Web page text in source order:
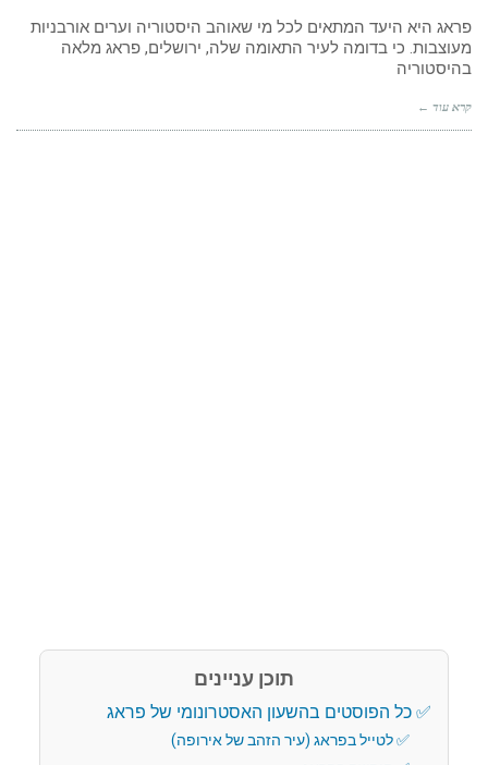
פראג היא היעד המתאים לכל מי שאוהב היסטוריה וערים אורבניות
מעוצבות. כי בדומה לעיר התאומה שלה, ירושלים, פראג מלאה
בהיסטוריה
קרא עוד ←
תוכן עניינים
כל הפוסטים בהשעון האסטרונומי של פראג
לטייל בפראג (עיר הזהב של אירופה)